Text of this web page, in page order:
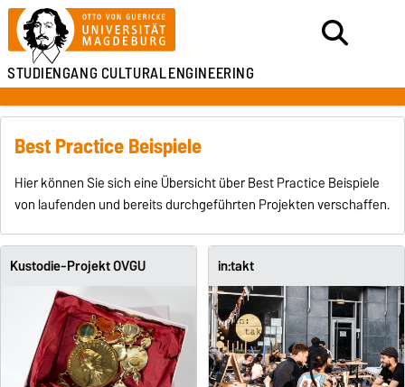
STUDIENGANGCULTURALENGINEERING
Best Practice Beispiele
Hier können Sie sich eine Übersicht über Best Practice Beispiele
von laufenden und bereits durchgeführten Projekten verschaffen.
Kustodie-Projekt OVGU in:takt